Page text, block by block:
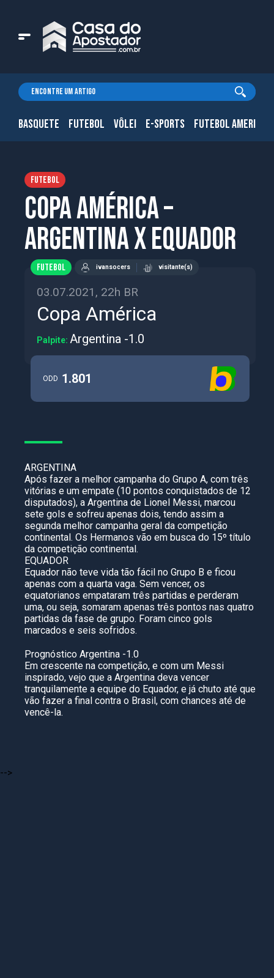
BASQUETE FUTEBOL VÔLEI E-SPORTS FUTEBOL
FUTEBOL
Copa América –
Argentina x Equador
FUTEBOL ivansocers visitante(s)
03.07.2021, 22h BR
Copa América
Palpite: Argentina -1.0
ODD 1.801
ARGENTINA
Após fazer a melhor campanha do Grupo A, com três
vitórias e um empate (10 pontos conquistados de 12
disputados), a Argentina de Lionel Messi, marcou
sete gols e sofreu apenas dois, tendo assim a
segunda melhor campanha geral da competição
continental. Os Hermanos vão em busca do 15º título
da competição continental.
EQUADOR
Equador não teve vida tão fácil no Grupo B e ficou
apenas com a quarta vaga. Sem vencer, os
equatorianos empataram três partidas e perderam
uma, ou seja, somaram apenas três pontos nas quatro
partidas da fase de grupo. Foram cinco gols
marcados e seis sofridos.
Prognóstico Argentina -1.0
Em crescente na competição, e com um Messi
inspirado, vejo que a Argentina deva vencer
tranquilamente a equipe do Equador, e já chuto até que
vão fazer a final contra o Brasil, com chances até de
vencê-la.
-->